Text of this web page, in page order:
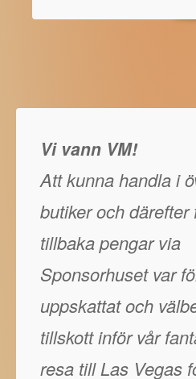
Vi vann VM!
Att kunna handla i
butiker och därefter
tillbaka pengar via
Sponsorhuset var
uppskattat och
tillskott inför vår
resa till Las Vegas